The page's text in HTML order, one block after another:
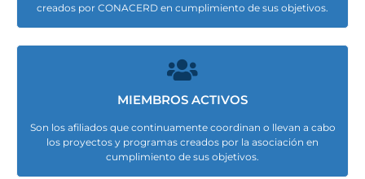
creados por CONACERD en cumplimiento de sus objetivos.
MIEMBROS ACTIVOS
Son los afiliados que continuamente coordinan o llevan a cabo
los proyectos y programas creados por la asociación en
cumplimiento de sus objetivos.